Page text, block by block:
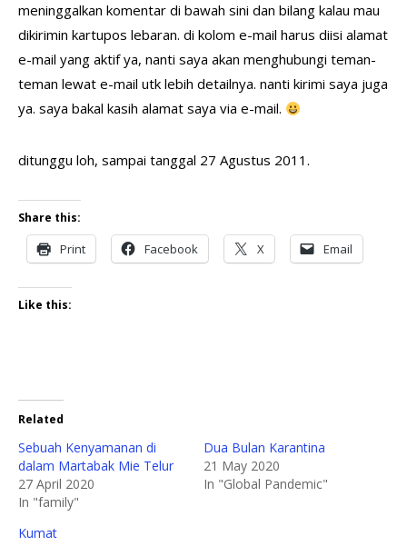
meninggalkan komentar di bawah sini dan bilang kalau mau
dikirimin kartupos lebaran. di kolom e-mail harus diisi alamat
e-mail yang aktif ya, nanti saya akan menghubungi teman-
teman lewat e-mail utk lebih detailnya. nanti kirimi saya juga
ya. saya bakal kasih alamat saya via e-mail.
ditunggu loh, sampai tanggal 27 Agustus 2011.
Share this:
Print Facebook X Email
Like this:
Related
Sebuah Kenyamanan di
dalam Martabak Mie Telur
27 April 2020
In "family"
Dua Bulan Karantina
21 May 2020
In "Global Pandemic"
Kumat